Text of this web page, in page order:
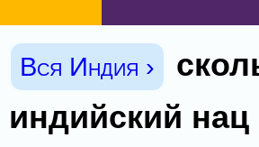
Вся Индия ›
индийский